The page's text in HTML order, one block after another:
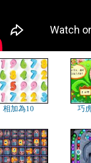
相加為10 巧